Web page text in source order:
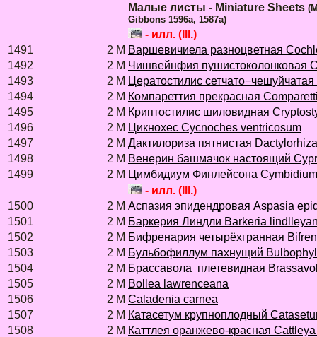
Малые листы - Miniature Sheets
Gibbons 1596a, 1587a)
- илл. (Ill.)
1491
2 M Варшевичиела разноцветная
1492
2 M Чишвейнфия пушистоколонковая
1493
2 M Цератостилис
1494
2 M Компареттия прекрасная
1495
2 M Криптостилис шиловидная
1496
2 M Цикнохес Cycnoches ventricosum
1497
2 M Дактилориза пятнистая
1498
2 M Венерин башмачок настоящий
1499
2 M Цимбидиум Финлейсона
- илл. (Ill.)
1500
2 M Аспазия эпидендровая Aspasia
1501
2 M Баркерия Линдли Barkeria
1502
2 M Бифренария четырёхгранная
1503
2 M Бульбофиллум пахнущий
1504
2 M Брассавола плетевидная
1505
2 M Bollea lawrenceana
1506
2 M Caladenia carnea
1507
2 M Катасетум крупноплодный
1508
2 M Каттлея оранжево-красная